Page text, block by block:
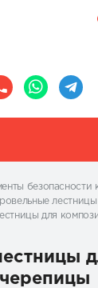
безопасности
для